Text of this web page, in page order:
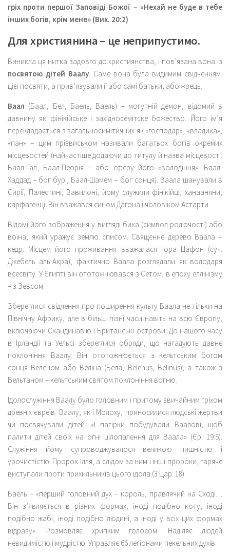
гріх проти першої Заповіді Божої – «Нехай не буде в тебе
інших богів, крім мене» (Вих. 20:2).
Для християнина – це неприпустимо.
Виникла ця нитка задовго до християнства, і пов’язана вона із
посвятою дітей Ваалу. Саме вона була видимим свідченням
цієї посвяти, а прив’язували її або самі батьки, або жрець.
Ваал (Баал, Бел, Баель, Ваель) – могутній демон, відомий в
давнину як фінікійське і західносемітске божество. Його ім’я
перекладається з загальносимітичних як «господар», «владика»,
«пан» – цим прізвиськом називали багатьох богів окремих
місцевостей (найчастіше додаючи до титулу й назва місцевості:
Баал-Гал, Баал-Пеорія – або сферу його «володіння»: Баал-
Хаддад – бог бурі, Баал-Шамем – бог сонця). Ваала шанували в
Сирії, Палестині, Вавилоні, йому служили фінікійці, ханааняни,
карфагенці. Він вважався сином Дагона і чоловіком Астарти.
Відомі його зображення у вигляді бика (символ родючості) або
воїна, який уражує землю списом. Священне дерево Ваала –
кедр. Місцем його проживання вважалася гора Цафон (суч.
Джебель аль-Акра), фактично Ваала розглядали як володаря
всесвіту. У Єгипті він ототожнювався з Сетом, в епоху еллінізму
– з Зевсом.
Збереглися свідчення про поширення культу Ваала не тільки на
Північну Африку, але в більш пізні часи навіть на всю Європу,
включаючи Скандинавію і Британські острови. До нашого часу
в Ірландії та Уельсі збереглися обряди, що нагадують давнє
поклоніння Ваалу. Він ототожнюється з кельтським богом
сонця Веленом або Веліна (Бела, Belenus, Belinus), а також з
Вельтаном – кельтським святом поклоніння вогню.
Ідолослужіння Ваалу було головним і притому звичайним гріхом
древніх євреїв. Ваалу, як і Молоху, приносилися людські жертви
чи посвячували дітей. «І пагірки побудували Ваалові, щоб
палити дітей своїх на огні цілопалення для Ваала» (Єр. 19:5).
Служіння йому супроводжувалося великою пишністю і
урочистістю. Пророк Ілля, а слідом за ним і інші пророки, гаряче
виступали проти прихильників цього ідола (3 Цар. 18).
Баель – «перший головний дух – король, правлячий на Сході…
Він з’являється в різних формах, іноді подібно коту, іноді
подібно жабі, іноді подібно людині, а іноді у всіх цих формах
відразу». Розмовляє хрипким голосом. Наділяє людей
невидимістю і мудрістю. Управляє 66 легіонами пекельних духів.